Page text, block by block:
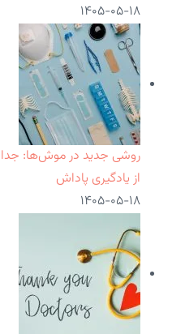
۱۴۰۵-۰۵-۱۸
روشی جدید در موش‌ها: جدا
از یادگیری پاداش
۱۴۰۵-۰۵-۱۸